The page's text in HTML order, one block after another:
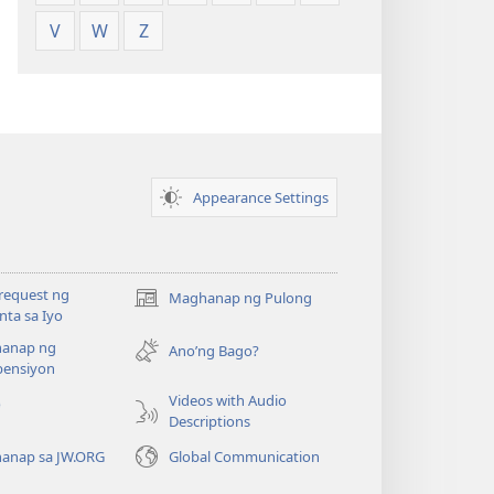
V
W Z
Appearance Settings
ng
sa Iyo
Maghanap ng Pulong
(may
na
window)
ng
Ano’ng Bago?
Videos with Audio
Descriptions
sa JW.ORG
Global Communication